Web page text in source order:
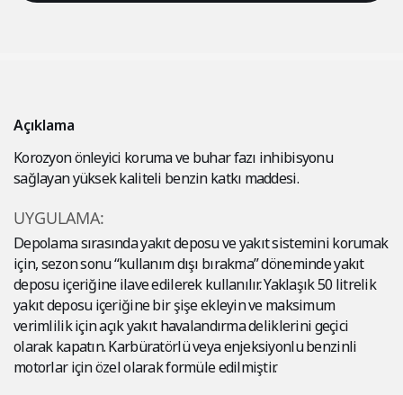
Açıklama
Korozyon önleyici koruma ve buhar fazı inhibisyonu
sağlayan yüksek kaliteli benzin katkı maddesi.
UYGULAMA:
Depolama sırasında yakıt deposu ve yakıt sistemini korumak
için, sezon sonu “kullanım dışı bırakma” döneminde yakıt
deposu içeriğine ilave edilerek kullanılır. Yaklaşık 50 litrelik
yakıt deposu içeriğine bir şişe ekleyin ve maksimum
verimlilik için açık yakıt havalandırma deliklerini geçici
olarak kapatın. Karbüratörlü veya enjeksiyonlu benzinli
motorlar için özel olarak formüle edilmiştir.